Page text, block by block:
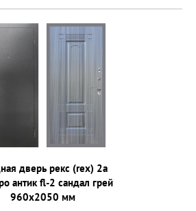
дверь рекс (rex) 2а
антик fl-2 сандал грей
960х2050 мм